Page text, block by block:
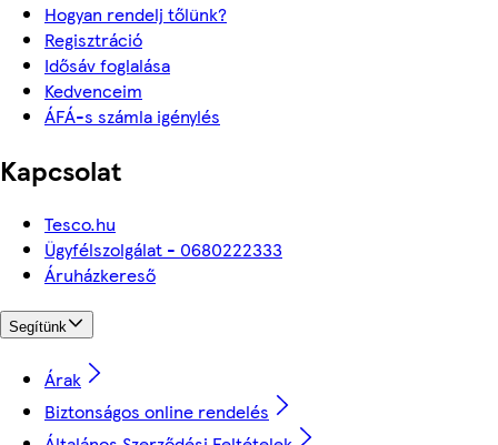
Hogyan rendelj tőlünk?
Regisztráció
Idősáv foglalása
Kedvenceim
ÁFÁ-s számla igénylés
Kapcsolat
Tesco.hu
Ügyfélszolgálat - 0680222333
Áruházkereső
Segítünk
Árak
Biztonságos online rendelés